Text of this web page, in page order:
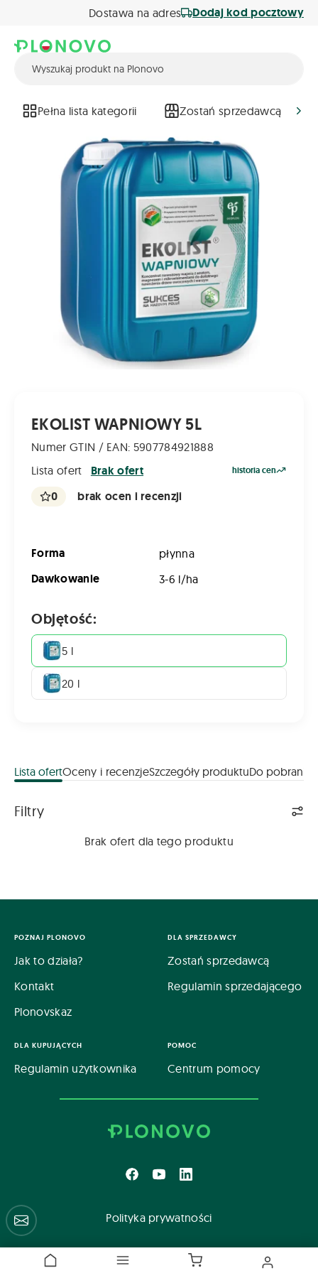
Dostawa na adres Dodaj kod pocztowy
Pełna lista kategorii Zostań sprzedawcą
EKOLIST WAPNIOWY 5L
Numer GTIN / EAN: 5907784921888
Lista ofert
Brak ofert historia cen
0 brak ocen i recenzji
Forma płynna
Dawkowanie 3-6 l/ha
Objętość:
5 l
20 l
Lista ofertOceny i recenzjeSzczegóły produktuDo pobrania
Filtry
Brak ofert dla tego produktu
POZNAJ PLONOVO
Jak to działa?
Kontakt
Plonovskaz
DLA SPRZEDAWCY
Zostań sprzedawcą
Regulamin sprzedającego
DLA KUPUJĄCYCH
Regulamin użytkownika
POMOC
Centrum pomocy
Polityka prywatności
Centrum pomocy